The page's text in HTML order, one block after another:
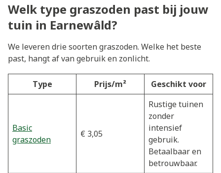
Welk type graszoden past bij jouw
tuin in Earnewâld?
We leveren drie soorten graszoden. Welke het beste
past, hangt af van gebruik en zonlicht.
Type Prijs/m² Geschikt voor
Basic
graszoden
€ 3,05
Rustige tuinen
zonder
intensief
gebruik.
Betaalbaar en
betrouwbaar.